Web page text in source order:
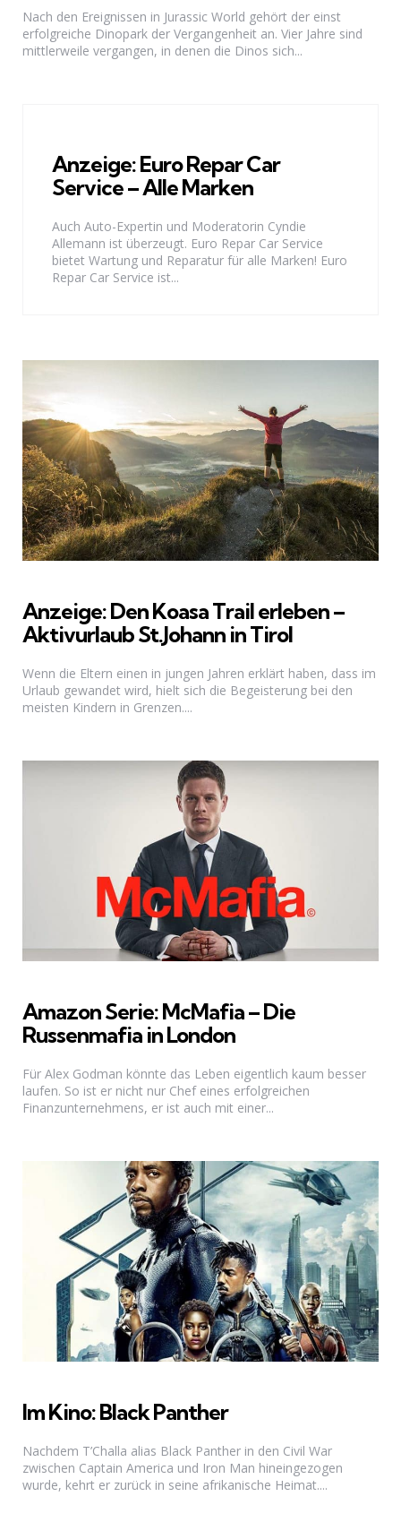
Nach den Ereignissen in Jurassic World gehört der einst
erfolgreiche Dinopark der Vergangenheit an. Vier Jahre sind
mittlerweile vergangen, in denen die Dinos sich...
Anzeige: Euro Repar Car
Service – Alle Marken
Auch Auto-Expertin und Moderatorin Cyndie
Allemann ist überzeugt. Euro Repar Car Service
bietet Wartung und Reparatur für alle Marken! Euro
Repar Car Service ist...
Anzeige: Den Koasa Trail erleben –
Aktivurlaub St.Johann in Tirol
Wenn die Eltern einen in jungen Jahren erklärt haben, dass im
Urlaub gewandet wird, hielt sich die Begeisterung bei den
meisten Kindern in Grenzen....
Amazon Serie: McMafia – Die
Russenmafia in London
Für Alex Godman könnte das Leben eigentlich kaum besser
laufen. So ist er nicht nur Chef eines erfolgreichen
Finanzunternehmens, er ist auch mit einer...
Im Kino: Black Panther
Nachdem T’Challa alias Black Panther in den Civil War
zwischen Captain America und Iron Man hineingezogen
wurde, kehrt er zurück in seine afrikanische Heimat....